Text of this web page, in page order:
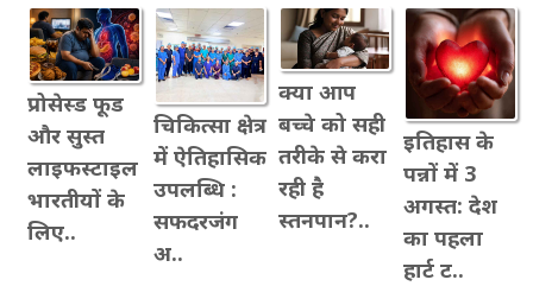
प्रोसेस्ड फूड
और सुस्त
लाइफस्टाइल
भारतीयों के
लिए..
चिकित्सा क्षेत्र
में ऐतिहासिक
उपलब्धि :
सफदरजंग
अ..
क्या आप
बच्चे को सही
तरीके से करा
रही है
स्तनपान?..
इतिहास के
पन्नों में 3
अगस्त: देश
का पहला
हार्ट ट..